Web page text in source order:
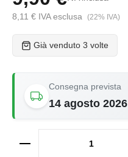
8,11 € IVA esclusa (22% IVA)
Già venduto 3 volte
Consegna prevista
14 agosto 2026